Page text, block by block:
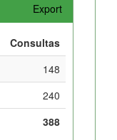
Export
Consultas
148
240
388